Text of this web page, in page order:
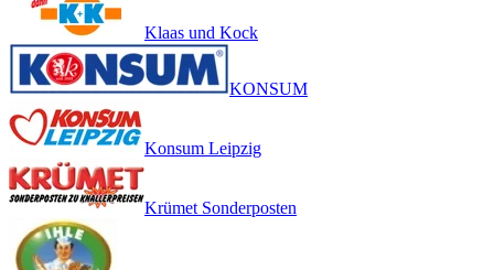
Klaas und Kock
KONSUM
Konsum Leipzig
Krümet Sonderposten